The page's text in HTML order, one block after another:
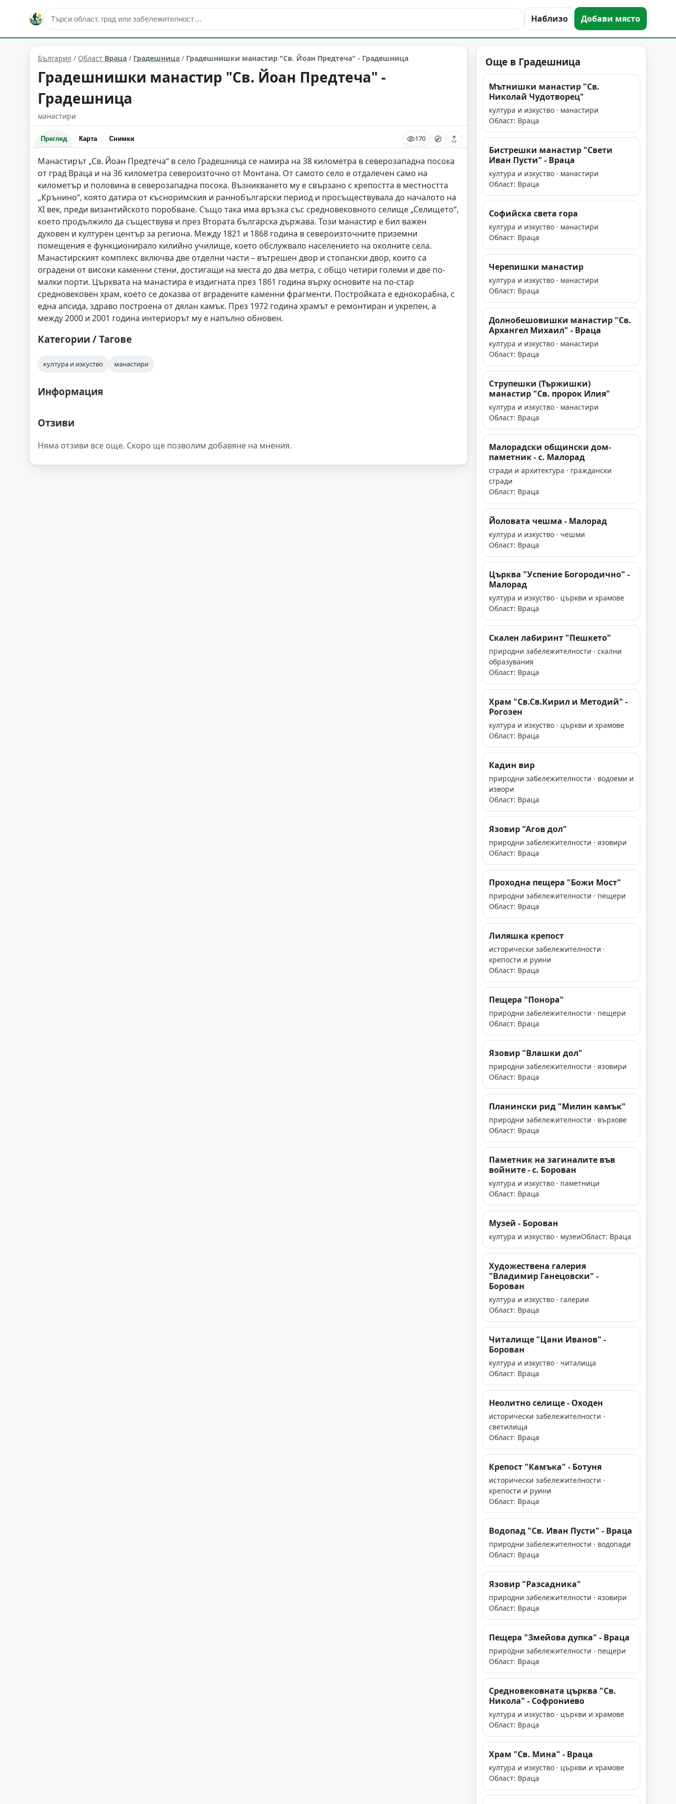
Наблизо Добави място
култура и изкуство Градешница Област: Враца
България / Област Враца / Градешница / Градешнишки манастир "Св. Йоан Предтеча" - Градешница
Градешнишки манастир "Св. Йоан Предтеча" -
Градешница
манастири
Преглед Карта Снимки 170
Манастирът „Св. Йоан Предтеча“ в село Градешница се намира на 38 километра в северозападна посока
от град Враца и на 36 километра североизточно от Монтана. От самото село е отдалечен само на
километър и половина в северозападна посока. Възникването му е свързано с крепостта в местността
„Крънино“, която датира от късноримския и раннобългарски период и просъществувала до началото на
XI век, преди византийското поробване. Също така има връзка със средновековното селище „Селището“,
което продължило да съществува и през Втората българска държава. Този манастир е бил важен
духовен и културен център за региона. Между 1821 и 1868 година в североизточните приземни
помещения е функционирало килийно училище, което обслужвало населението на околните села.
Манастирският комплекс включва две отделни части – вътрешен двор и стопански двор, които са
оградени от високи каменни стени, достигащи на места до два метра, с общо четири големи и две по-
малки порти. Църквата на манастира е издигната през 1861 година върху основите на по-стар
средновековен храм, което се доказва от вградените каменни фрагменти. Постройката е еднокорабна, с
една апсида, здраво построена от дялан камък. През 1972 година храмът е ремонтиран и укрепен, а
между 2000 и 2001 година интериорът му е напълно обновен.
Категории / Тагове
култура и изкуство манастири
Информация
Отзиви
Няма отзиви все още. Скоро ще позволим добавяне на мнения.
Още в Градешница
Мътнишки манастир "Св.
Николай Чудотворец"
култура и изкуство · манастири
Област: Враца
Бистрешки манастир "Свети
Иван Пусти" - Враца
култура и изкуство · манастири
Област: Враца
Софийска света гора
култура и изкуство · манастири
Област: Враца
Черепишки манастир
култура и изкуство · манастири
Област: Враца
Долнобешовишки манастир "Св.
Архангел Михаил" - Враца
култура и изкуство · манастири
Област: Враца
Струпешки (Тържишки)
манастир "Св. пророк Илия"
култура и изкуство · манастири
Област: Враца
Малорадски общински дом-
паметник - с. Малорад
сгради и архитектура · граждански
сгради
Област: Враца
Йоловата чешма - Малорад
култура и изкуство · чешми
Област: Враца
Църква "Успение Богородично" -
Малорад
култура и изкуство · църкви и храмове
Област: Враца
Скален лабиринт "Пешкето"
природни забележителности · скални
образувания
Област: Враца
Храм "Св.Св.Кирил и Методий" -
Рогозен
култура и изкуство · църкви и храмове
Област: Враца
Кадин вир
природни забележителности · водоеми и
извори
Област: Враца
Язовир "Агов дол"
природни забележителности · язовири
Област: Враца
Проходна пещера "Божи Мост"
природни забележителности · пещери
Област: Враца
Лиляшка крепост
исторически забележителности ·
крепости и руини
Област: Враца
Пещера "Понора"
природни забележителности · пещери
Област: Враца
Язовир "Влашки дол"
природни забележителности · язовири
Област: Враца
Планински рид "Милин камък"
природни забележителности · върхове
Област: Враца
Паметник на загиналите във
войните - с. Борован
култура и изкуство · паметници
Област: Враца
Музей - Борован
култура и изкуство · музеиОбласт: Враца
Художествена галерия
"Владимир Ганецовски" -
Борован
култура и изкуство · галерии
Област: Враца
Читалище "Цани Иванов" -
Борован
култура и изкуство · читалища
Област: Враца
Неолитно селище - Оходен
исторически забележителности ·
светилища
Област: Враца
Крепост "Камъка" - Ботуня
исторически забележителности ·
крепости и руини
Област: Враца
Водопад "Св. Иван Пусти" - Враца
природни забележителности · водопади
Област: Враца
Язовир "Разсадника"
природни забележителности · язовири
Област: Враца
Пещера "Змейова дупка" - Враца
природни забележителности · пещери
Област: Враца
Средновековната църква "Св.
Никола" - Софрониево
култура и изкуство · църкви и храмове
Област: Враца
Храм "Св. Мина" - Враца
култура и изкуство · църкви и храмове
Област: Враца